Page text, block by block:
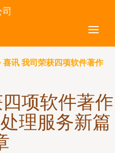
喜讯 我司荣获四项软件著作
项软件著作
理服务新篇